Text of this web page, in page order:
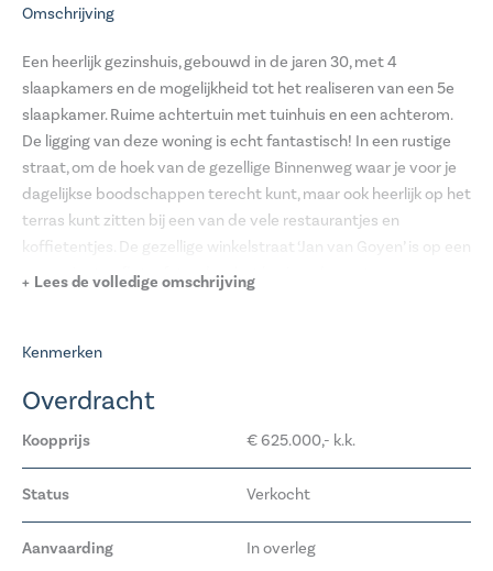
Omschrijving
Een heerlijk gezinshuis, gebouwd in de jaren 30, met 4
slaapkamers en de mogelijkheid tot het realiseren van een 5e
slaapkamer. Ruime achtertuin met tuinhuis en een achterom.
De ligging van deze woning is echt fantastisch! In een rustige
straat, om de hoek van de gezellige Binnenweg waar je voor je
dagelijkse boodschappen terecht kunt, maar ook heerlijk op het
terras kunt zitten bij een van de vele restaurantjes en
koffietentjes. De gezellige winkelstraat ‘Jan van Goyen’ is op een
paar minuten fietsafstand en het bruisende centrum van
fietsafstand. Het station van Heemstede-Aerdenhout is met 7
naar Amsterdam, Den Haag en Utrecht.
Bouwjaar: 1935. Woonoppervlakte: 94m². Inhoud: 346m3.
Entree, vestibule met wc en trapkast, Ruime en lichte L-
Lees de volledige omschrijving
Kenmerken
Overdracht
Koopprijs € 625.000,- k.k.
Status Verkocht
Aanvaarding In overleg